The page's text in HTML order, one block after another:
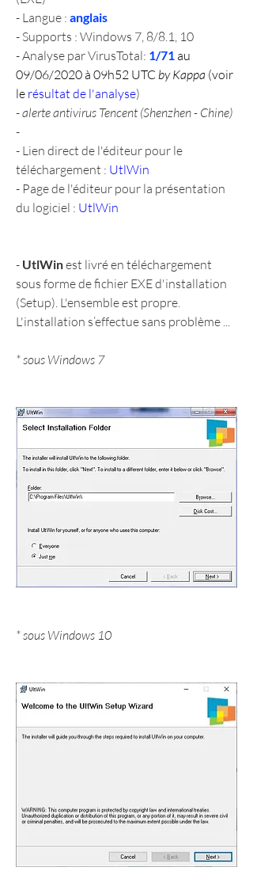
- Langue : anglais
- Supports : Windows 7, 8/8.1, 10
- Analyse par VirusTotal: 1/71 au
09/06/2020 à 09h52 UTC by Kappa (voir
le résultat de l'analyse)
- alerte antivirus Tencent (Shenzhen - Chine)
-
- Lien direct de l'éditeur pour le
téléchargement : UtlWin
- Page de l'éditeur pour la présentation
du logiciel : UtlWin
- UtlWin est livré en téléchargement
sous forme de fichier EXE d'installation
(Setup). L'ensemble est propre.
L'installation s’effectue sans problème ...
* sous Windows 7
* sous Windows 10